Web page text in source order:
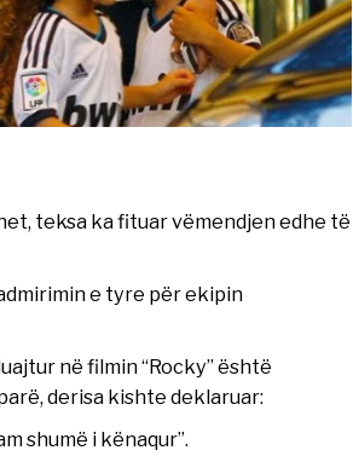
teksa ka fituar vëmendjen edhe të
e tyre për ekipin
në filmin “Rocky” është
derisa kishte deklaruar:
shumë i kënaqur”.